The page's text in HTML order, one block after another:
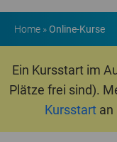
Home »Online-Kurse
Ein Kursstart im
Plätze frei sind).
Kursstart an